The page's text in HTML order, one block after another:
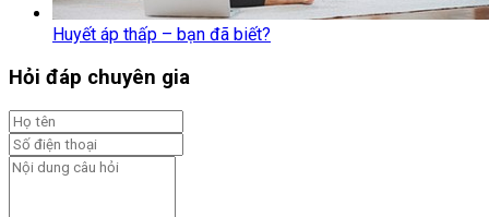
Huyết áp thấp – bạn đã biết?
Hỏi đáp chuyên gia